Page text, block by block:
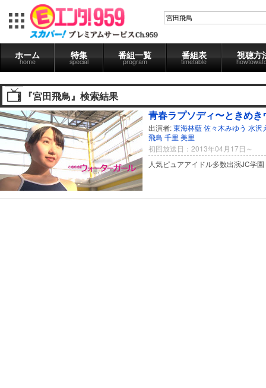
ホーム
home
特集
special
番組一覧
program
番組表
timetable
視聴方
『宮田飛鳥』検索結果
青春ラプソディ〜ときめ
出演者:東海林藍佐々木みゆう 水沢
飛鳥 千里 美里
初回放送日：2013年04月17日～
人気ピュアアイドル多数出演JC学